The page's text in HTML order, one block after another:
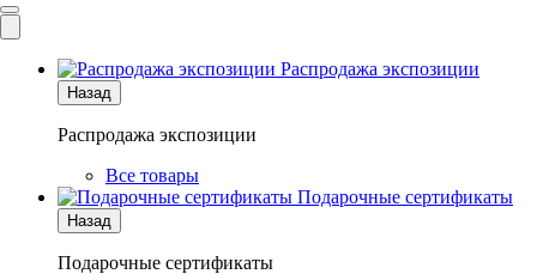
Распродажа экспозиции
Назад
Распродажа экспозиции
Все товары
Подарочные сертификаты
Назад
Подарочные сертификаты